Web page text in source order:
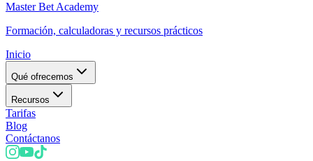
Master Bet Academy
Formación, calculadoras y recursos prácticos
Inicio
Qué ofrecemos
Recursos
Tarifas
Blog
Contáctanos